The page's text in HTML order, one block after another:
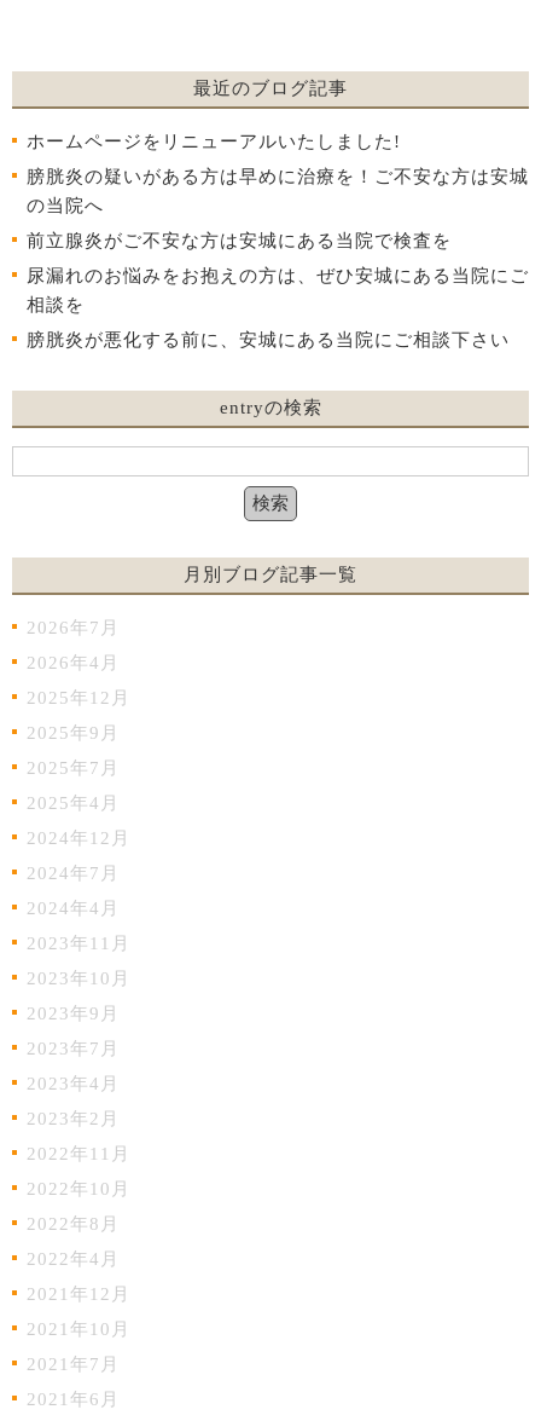
最近のブログ記事
ホームページをリニューアルいたしました!
膀胱炎の疑いがある方は早めに治療を！ご不安な方は安城
の当院へ
前立腺炎がご不安な方は安城にある当院で検査を
尿漏れのお悩みをお抱えの方は、ぜひ安城にある当院にご
相談を
膀胱炎が悪化する前に、安城にある当院にご相談下さい
entryの検索
月別ブログ記事一覧
2026年7月
2026年4月
2025年12月
2025年9月
2025年7月
2025年4月
2024年12月
2024年7月
2024年4月
2023年11月
2023年10月
2023年9月
2023年7月
2023年4月
2023年2月
2022年11月
2022年10月
2022年8月
2022年4月
2021年12月
2021年10月
2021年7月
2021年6月